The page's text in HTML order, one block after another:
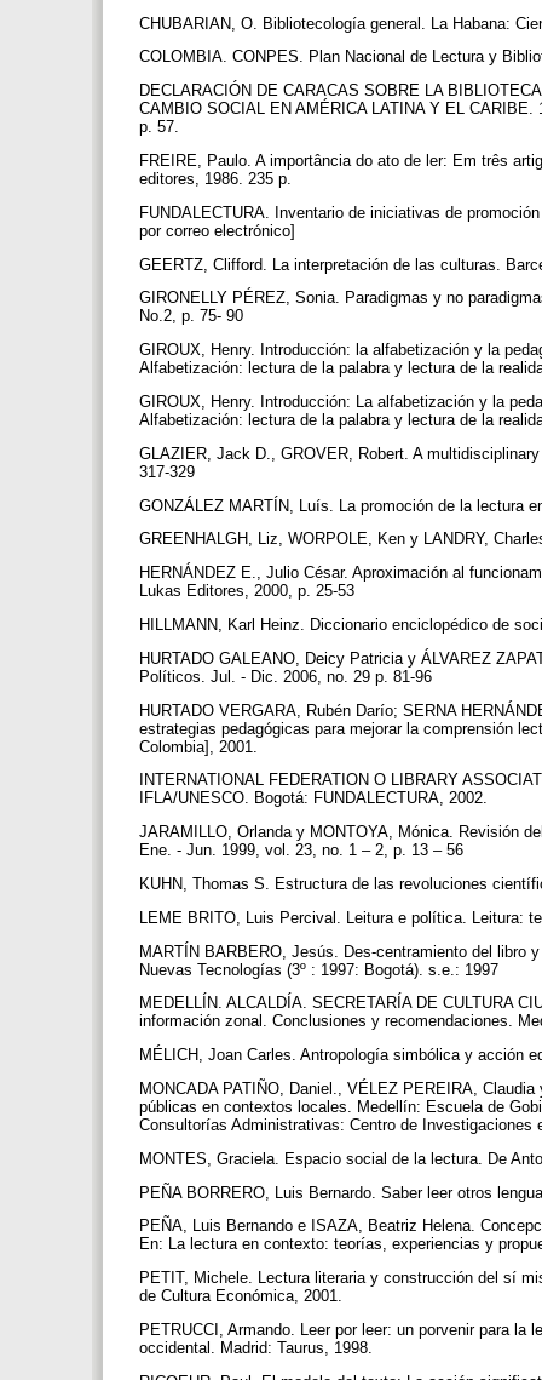
CHUBARIAN, O. Bibliotecología general. La Habana:
COLOMBIA. CONPES. Plan Nacional de Lectura y
DECLARACIÓN DE CARACAS SOBRE LA
CAMBIO SOCIAL EN AMÉRICA LATINA Y EL
p. 57.
FREIRE, Paulo. A importância do ato de ler: Em três
editores, 1986. 235 p.
FUNDALECTURA. Inventario de iniciativas de
por correo electrónico]
GEERTZ, Clifford. La interpretación de las culturas.
GIRONELLY PÉREZ, Sonia. Paradigmas y no
No.2, p. 75- 90
GIROUX, Henry. Introducción: la alfabetización y la
Alfabetización: lectura de la palabra y lectura de la
GIROUX, Henry. Introducción: La alfabetización y la
Alfabetización: lectura de la palabra y lectura de la
GLAZIER, Jack D., GROVER, Robert. A
317-329
GONZÁLEZ MARTÍN, Luís. La promoción de la lectura
GREENHALGH, Liz, WORPOLE, Ken y LANDRY,
HERNÁNDEZ E., Julio César. Aproximación al
Lukas Editores, 2000, p. 25-53
HILLMANN, Karl Heinz. Diccionario enciclopédico de
HURTADO GALEANO, Deicy Patricia y ÁLVAREZ
Políticos. Jul. - Dic. 2006, no. 29 p. 81-96
HURTADO VERGARA, Rubén Darío; SERNA
estrategias pedagógicas para mejorar la comprensión
Colombia], 2001.
INTERNATIONAL FEDERATION O LIBRARY
IFLA/UNESCO. Bogotá: FUNDALECTURA, 2002.
JARAMILLO, Orlanda y MONTOYA, Mónica. Revisión
Ene. - Jun. 1999, vol. 23, no. 1 – 2, p. 13 – 56
KUHN, Thomas S. Estructura de las revoluciones
LEME BRITO, Luis Percival. Leitura e política. Leitura:
MARTÍN BARBERO, Jesús. Des-centramiento del libro
Nuevas Tecnologías (3º : 1997: Bogotá). s.e.: 1997
MEDELLÍN. ALCALDÍA. SECRETARÍA DE CULTURA
información zonal. Conclusiones y recomendaciones.
MÉLICH, Joan Carles. Antropología simbólica y acción
MONCADA PATIÑO, Daniel., VÉLEZ PEREIRA,
públicas en contextos locales. Medellín: Escuela de
Consultorías Administrativas: Centro de
MONTES, Graciela. Espacio social de la lectura. De
PEÑA BORRERO, Luis Bernardo. Saber leer otros
PEÑA, Luis Bernando e ISAZA, Beatriz Helena.
En: La lectura en contexto: teorías, experiencias y
PETIT, Michele. Lectura literaria y construcción del sí
de Cultura Económica, 2001.
PETRUCCI, Armando. Leer por leer: un porvenir para
occidental. Madrid: Taurus, 1998.